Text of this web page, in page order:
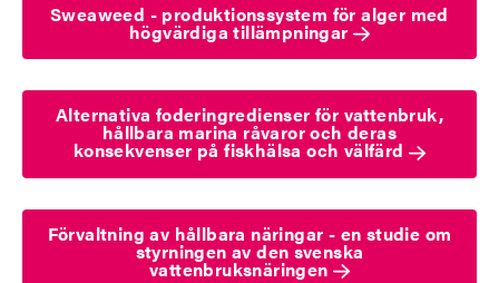
Sweaweed - produktionssystem för alger med
högvärdiga tillämpningar
Alternativa foderingredienser för vattenbruk,
hållbara marina råvaror och deras
konsekvenser på fiskhälsa och välfärd
Förvaltning av hållbara näringar - en studie om
styrningen av den svenska
vattenbruksnäringen